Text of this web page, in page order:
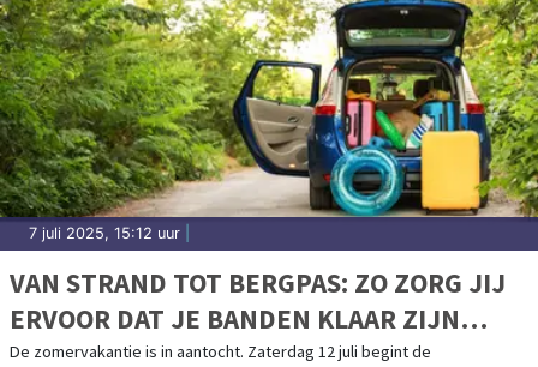
7 juli 2025, 15:12 uur
VAN STRAND TOT BERGPAS: ZO ZORG JIJ
ERVOOR DAT JE BANDEN KLAAR ZIJN
VOOR ELKE VAKANTIE
De zomervakantie is in aantocht. Zaterdag 12 juli begint de